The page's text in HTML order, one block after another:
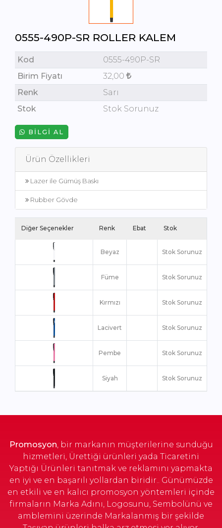
0555-490P-SR ROLLER KALEM
Kod
0555-490P-SR
Birim Fiyatı
32,00
Renk
Sarı
Stok
Stok Sorunuz
BILGI AL
Ürün Özellikleri
Lazer ile Gümüş Baskı
Rubber Gövde
Diğer Seçenekler Renk Ebat Stok
Beyaz Stok Sorunuz
Füme Stok Sorunuz
Kırmızı Stok Sorunuz
Lacivert Stok Sorunuz
Pembe Stok Sorunuz
Siyah Stok Sorunuz
Promosyon, bir markanın müşterilerine sunduğu
hizmetleri, Ürettiği ürünleri yada Ticaretini
Yaptığı Ürünleri tanıtmak ve reklamını yapmakta
en iyi ve en başarılı yollardan biridir.. Günümüzde
en etkili ve en kalıcı promosyon yöntemleri içinde
firmaların Marka Adını, Logosunu, Sembolünü ve
amblemini üzerinde Markalanmış bir şekilde